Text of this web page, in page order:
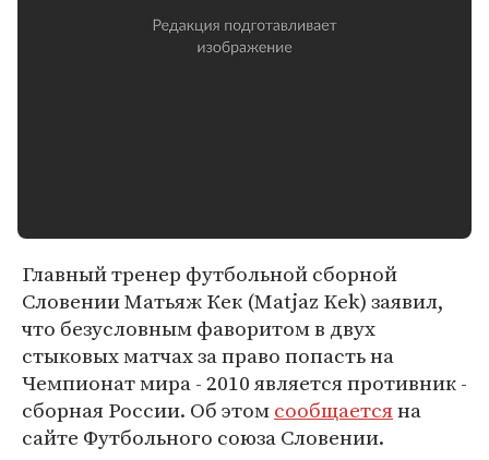
Главный тренер футбольной сборной
Словении Матьяж Кек (Matjaz Kek) заявил,
что безусловным фаворитом в двух
стыковых матчах за право попасть на
Чемпионат мира - 2010 является противник -
сборная России. Об этомсообщаетсяна
сайте Футбольного союза Словении.